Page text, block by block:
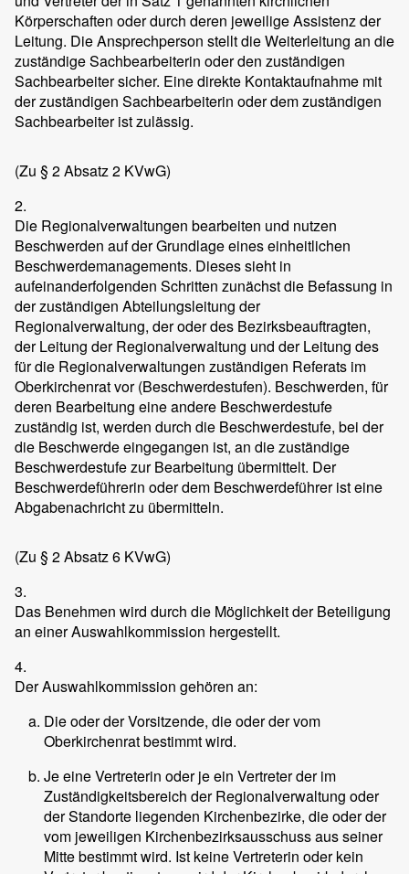
Körperschaften oder durch deren jeweilige Assistenz der
Leitung. Die Ansprechperson stellt die Weiterleitung an die
zuständige Sachbearbeiterin oder den zuständigen
Sachbearbeiter sicher. Eine direkte Kontaktaufnahme mit
der zuständigen Sachbearbeiterin oder dem zuständigen
Sachbearbeiter ist zulässig.
(Zu § 2 Absatz 2 KVwG)
2.
Die Regionalverwaltungen bearbeiten und nutzen
Beschwerden auf der Grundlage eines einheitlichen
Beschwerdemanagements. Dieses sieht in
aufeinanderfolgenden Schritten zunächst die Befassung in
der zuständigen Abteilungsleitung der
Regionalverwaltung, der oder des Bezirksbeauftragten,
der Leitung der Regionalverwaltung und der Leitung des
für die Regionalverwaltungen zuständigen Referats im
Oberkirchenrat vor (Beschwerdestufen). Beschwerden, für
deren Bearbeitung eine andere Beschwerdestufe
zuständig ist, werden durch die Beschwerdestufe, bei der
die Beschwerde eingegangen ist, an die zuständige
Beschwerdestufe zur Bearbeitung übermittelt. Der
Beschwerdeführerin oder dem Beschwerdeführer ist eine
Abgabenachricht zu übermitteln.
(Zu § 2 Absatz 6 KVwG)
3.
Das Benehmen wird durch die Möglichkeit der Beteiligung
an einer Auswahlkommission hergestellt.
4.
Der Auswahlkommission gehören an:
Die oder der Vorsitzende, die oder der vom
Oberkirchenrat bestimmt wird.
Je eine Vertreterin oder je ein Vertreter der im
Zuständigkeitsbereich der Regionalverwaltung oder
der Standorte liegenden Kirchenbezirke, die oder der
vom jeweiligen Kirchenbezirksausschuss aus seiner
Mitte bestimmt wird. Ist keine Vertreterin oder kein